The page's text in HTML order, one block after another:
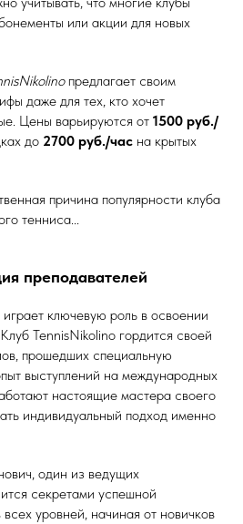
или акции для новых
предлагает своим
даже для тех, кто хочет
Цены варьируются от 1500 руб./
до 2700 руб./час на крытых
причина популярности клуба
тенниса...
преподавателей
ключевую роль в освоении
TennisNikolino гордится своей
прошедших специальную
выступлений на международных
настоящие мастера своего
индивидуальный подход именно
один из ведущих
секретами успешной
уровней, начиная от новичков